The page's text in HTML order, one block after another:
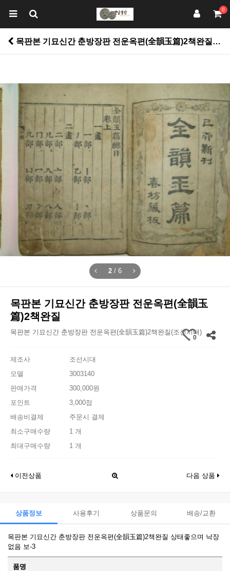
0
목판본 기묘신간 춘방장판 전운옥편(全韻玉篇)2책완질 > 고서적
2 / 6
목판본 기묘신간 춘방장판 전운옥편(全韻玉
篇)2책완질
목판본 기묘신간 춘방장판 전운옥편(全韻玉篇)2책완질(조선시대)
0
제조사
조선시대
모델
3003140
판매가격
300,000원
포인트
3,000점
배송비결제
주문시 결제
최소구매수량
1 개
최대구매수량
1 개
이전상품 다음 상품
상품정보 사용후기 상품문의 배송/교환
목판본 기묘신간 춘방장판 전운옥편(全韻玉篇)2책완질 상태좋으며 낙장
없음 보-3
품명